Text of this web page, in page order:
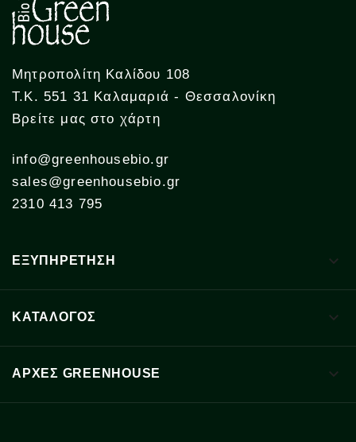
Μητροπολίτη Καλίδου 108
Τ.Κ. 551 31 Καλαμαριά - Θεσσαλονίκη
Βρείτε μας στο χάρτη
info@greenhousebio.gr
sales@greenhousebio.gr
2310 413 795
ΕΞΥΠΗΡΕΤΗΣΗ 
ΚΑΤΑΛΟΓΟΣ 
ΑΡΧΈΣ GREENHOUSE 